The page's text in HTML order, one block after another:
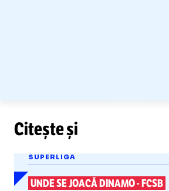
Citește și
SUPERLIGA
UNDE SE JOACĂ DINAMO-FCSB